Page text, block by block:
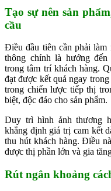
Tạo sự nên sản
cầu
Điều đầu tiên cần phải làm
thông chính là hướng
trong tâm trí khách hàng.
đạt được kết quả ngay
trong chiến lược tiếp thị
biệt, độc đáo cho sản phẩm.
Duy trì hình ảnh thương
khẳng định giá trị cam kết
thu hút khách hàng. Điều
được thị phần lớn và gia
Rút ngắn khoảng